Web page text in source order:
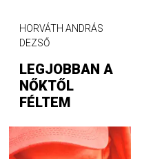
HORVÁTH ANDRÁS
DEZSŐ
LEGJOBBAN A
NŐKTŐL
FÉLTEM